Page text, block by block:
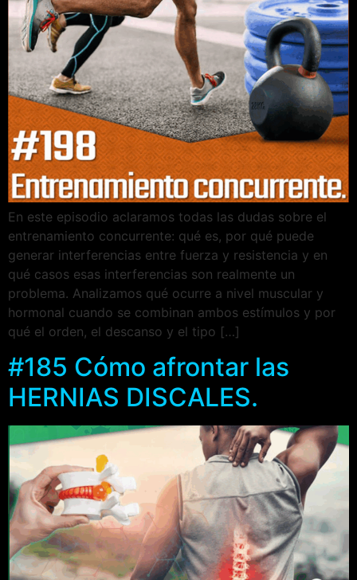
En este episodio aclaramos todas las dudas sobre el
entrenamiento concurrente: qué es, por qué puede
generar interferencias entre fuerza y resistencia y en
qué casos esas interferencias son realmente un
problema. Analizamos qué ocurre a nivel muscular y
hormonal cuando se combinan ambos estímulos y por
qué el orden, el descanso y el tipo […]
#185 Cómo afrontar las
HERNIAS DISCALES.